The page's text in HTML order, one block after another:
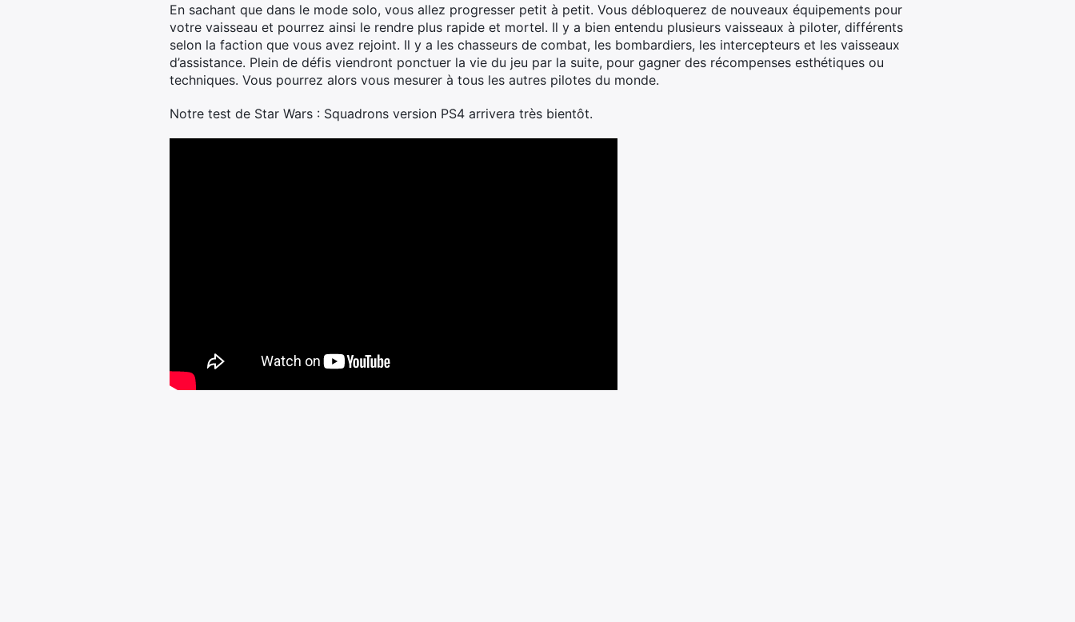
En sachant que dans le mode solo, vous allez progresser petit à petit. Vous débloquerez de nouveaux équipements pour
votre vaisseau et pourrez ainsi le rendre plus rapide et mortel. Il y a bien entendu plusieurs vaisseaux à piloter, différents
selon la faction que vous avez rejoint. Il y a les chasseurs de combat, les bombardiers, les intercepteurs et les vaisseaux
d’assistance. Plein de défis viendront ponctuer la vie du jeu par la suite, pour gagner des récompenses esthétiques ou
techniques. Vous pourrez alors vous mesurer à tous les autres pilotes du monde.
Notre test de Star Wars : Squadrons version PS4 arrivera très bientôt.